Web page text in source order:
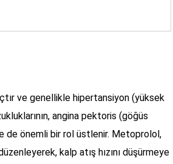
ve genellikle hipertansiyon (yüksek
angina pektoris (göğüs
de önemli bir rol üstlenir. Metoprolol,
kalp atış hızını düşürmeye